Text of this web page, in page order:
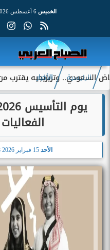
الخميس
وتريزيجيه يقترب من
الرئيسية الأخبار
الأحد